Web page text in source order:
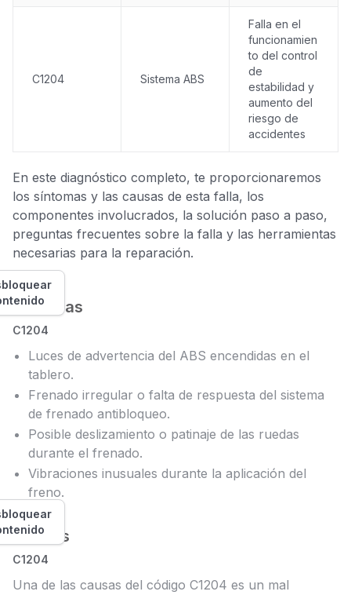
C1204 Sistema ABS
Falla en el
funcionamien
to del control
de
estabilidad y
aumento del
riesgo de
accidentes
En este diagnóstico completo, te proporcionaremos
los síntomas y las causas de esta falla, los
componentes involucrados, la solución paso a paso,
preguntas frecuentes sobre la falla y las herramientas
necesarias para la reparación.
Síntomas
C1204
Luces de advertencia del ABS encendidas en el
tablero.
Frenado irregular o falta de respuesta del sistema
de frenado antibloqueo.
Posible deslizamiento o patinaje de las ruedas
durante el frenado.
Vibraciones inusuales durante la aplicación del
freno.
Causas
C1204
Una de las causas del código C1204 es un mal